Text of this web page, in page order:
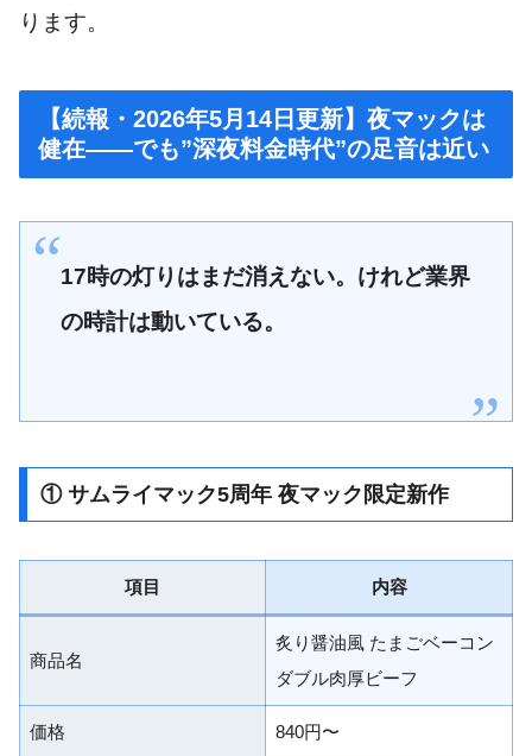
ります。
【続報・2026年5月14日更新】夜マックは
健在――でも”深夜料金時代”の足音は近い
17時の灯りはまだ消えない。けれど業界
の時計は動いている。
① サムライマック5周年 夜マック限定新作
項目 内容
商品名
炙り醤油風 たまごベーコン
ダブル肉厚ビーフ
価格 840円〜